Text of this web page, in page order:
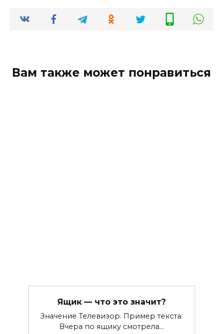
Вам также может понравиться
Ящик — что это значит?
Значение Телевизор. Пример текста:
Вчера по ящику смотрела…